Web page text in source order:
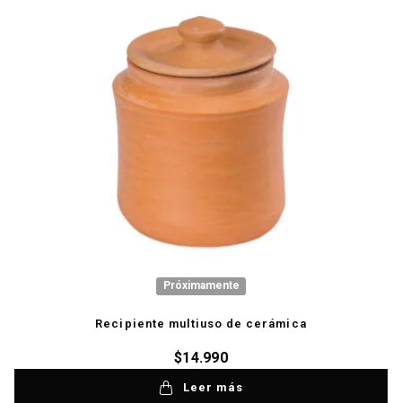
Próximamente
Recipiente multiuso de cerámica
$14.990
Leer más